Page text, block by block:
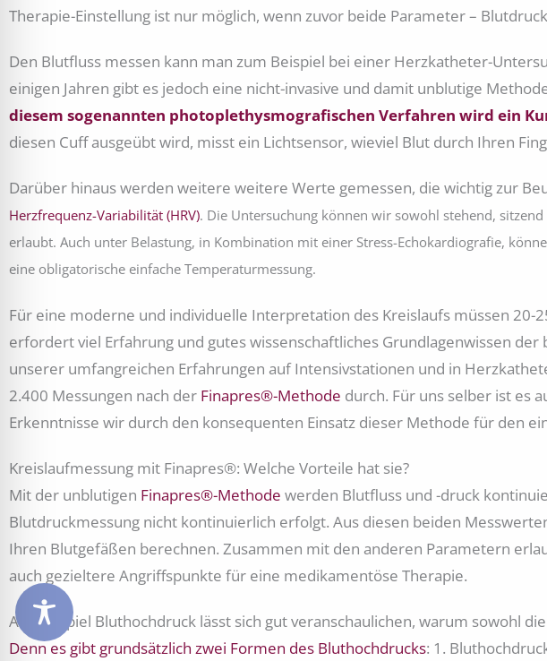
Therapie-Einstellung ist nur möglich, wenn zuvor beide Parameter –
Den Blutfluss messen kann man zum Beispiel bei einer Herzkatheter-
einigen Jahren gibt es jedoch eine nicht-invasive und damit unblutige
diesem sogenannten photoplethysmografischen Verfahren wird ein
diesen Cuff ausgeübt wird, misst ein Lichtsensor, wieviel Blut durch Ihren
Darüber hinaus werden weitere weitere Werte gemessen, die wichtig zur
Herzfrequenz-Variabilität (HRV). Die Untersuchung können wir sowohl stehend,
erlaubt. Auch unter Belastung, in Kombination mit einer Stress-Echokardiografie,
eine obligatorische einfache Temperaturmessung.
Für eine moderne und individuelle Interpretation des Kreislaufs müssen
erfordert viel Erfahrung und gutes wissenschaftliches Grundlagenwissen
unserer umfangreichen Erfahrungen auf Intensivstationen und in
2.400 Messungen nach der Finapres®-Methode durch. Für uns selber ist es
Erkenntnisse wir durch den konsequenten Einsatz dieser Methode für den
Kreislaufmessung mit Finapres®: Welche Vorteile hat sie?
Mit der unblutigen Finapres®-Methode werden Blutfluss und -druck
Blutdruckmessung nicht kontinuierlich erfolgt. Aus diesen beiden
Ihren Blutgefäßen berechnen. Zusammen mit den anderen Parametern
auch gezieltere Angriffspunkte für eine medikamentöse Therapie.
Am Beispiel Bluthochdruck lässt sich gut veranschaulichen, warum sowohl
Denn es gibt grundsätzlich zwei Formen des Bluthochdrucks: 1.